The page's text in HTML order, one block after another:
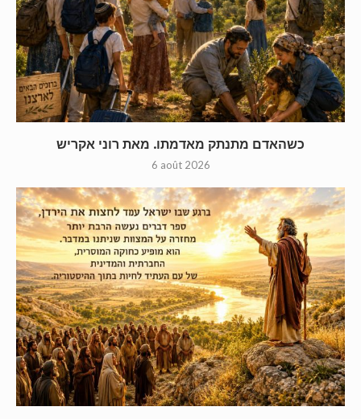
כשהאדם מתנתק מאדמתו. מאת רוני אקריש
6 août 2026